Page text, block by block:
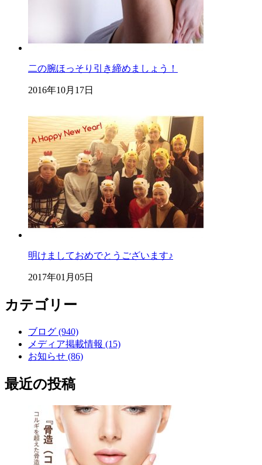
二の腕ほっそり引き締めましょう！
2016年10月17日
明けましておめでとうございます♪
2017年01月05日
カテゴリー
ブログ (940)
メディア掲載情報 (15)
お知らせ (86)
最近の投稿